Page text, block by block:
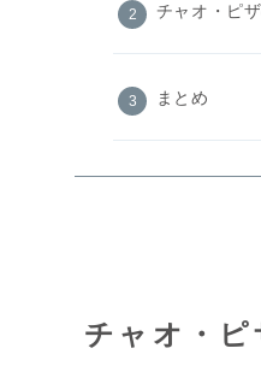
チャオ・ピ
まとめ
チャオ・ピ